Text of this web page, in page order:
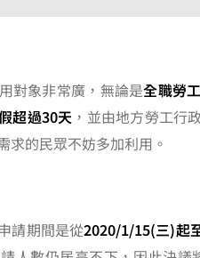
對象非常廣，無論是全職勞
超過30天 ，並由地方勞工行
求的民眾不妨多加利用。
請期間是從2020/1/15(三)起